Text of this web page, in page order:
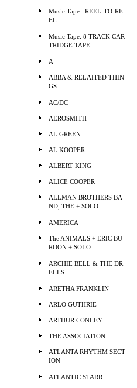
Music Tape : REEL-TO-RE
EL
Music Tape: 8 TRACK CAR
TRIDGE TAPE
A
ABBA & RELAITED THIN
GS
AC/DC
AEROSMITH
AL GREEN
AL KOOPER
ALBERT KING
ALICE COOPER
ALLMAN BROTHERS BA
ND, THE + SOLO
AMERICA
The ANIMALS + ERIC BU
RDON + SOLO
ARCHIE BELL & THE DR
ELLS
ARETHA FRANKLIN
ARLO GUTHRIE
ARTHUR CONLEY
THE ASSOCIATION
ATLANTA RHYTHM SECT
ION
ATLANTIC STARR